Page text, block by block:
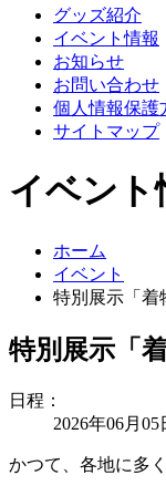
グッズ紹介
イベント情報
お知らせ
お問い合わせ
個人情報保護
サイトマップ
イベント
ホーム
イベント
特別展示「着
特別展示「
日程：
2026年06月05
かつて、各地に多